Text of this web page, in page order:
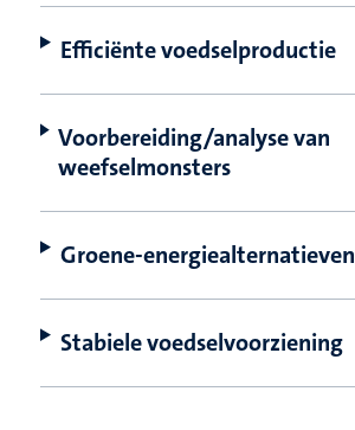
Efficiënte voedselproductie
Voorbereiding/analyse van
weefselmonsters
Groene-energiealternatieven
Stabiele voedselvoorziening